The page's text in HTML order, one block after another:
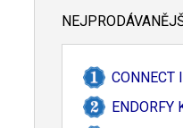
CONNECT